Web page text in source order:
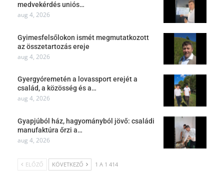
medvekérdés uniós…
aug 4, 2026
Gyimesfelsőlokon ismét megmutatkozott
az összetartozás ereje
aug 4, 2026
Gyergyóremetén a lovassport erejét a
család, a közösség és a…
aug 4, 2026
Gyapjúból ház, hagyományból jövő: családi
manufaktúra őrzi a…
aug 4, 2026
ELŐZŐ KÖVETKEZŐ 1 A 1 414